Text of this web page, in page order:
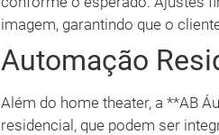
imagem, garantindo que o
Automação
Além do home theater, a **AB
residencial, que podem ser